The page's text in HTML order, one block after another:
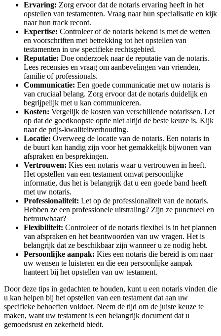
Ervaring: Zorg ervoor dat de notaris ervaring heeft in het
opstellen van testamenten. Vraag naar hun specialisatie en kijk
naar hun track record.
Expertise: Controleer of de notaris bekend is met de wetten
en voorschriften met betrekking tot het opstellen van
testamenten in uw specifieke rechtsgebied.
Reputatie: Doe onderzoek naar de reputatie van de notaris.
Lees recensies en vraag om aanbevelingen van vrienden,
familie of professionals.
Communicatie: Een goede communicatie met uw notaris is
van cruciaal belang. Zorg ervoor dat de notaris duidelijk en
begrijpelijk met u kan communiceren.
Kosten: Vergelijk de kosten van verschillende notarissen. Let
op dat de goedkoopste optie niet altijd de beste keuze is. Kijk
naar de prijs-kwaliteitverhouding.
Locatie: Overweeg de locatie van de notaris. Een notaris in
de buurt kan handig zijn voor het gemakkelijk bijwonen van
afspraken en besprekingen.
Vertrouwen: Kies een notaris waar u vertrouwen in heeft.
Het opstellen van een testament omvat persoonlijke
informatie, dus het is belangrijk dat u een goede band heeft
met uw notaris.
Professionaliteit: Let op de professionaliteit van de notaris.
Hebben ze een professionele uitstraling? Zijn ze punctueel en
betrouwbaar?
Flexibiliteit: Controleer of de notaris flexibel is in het plannen
van afspraken en het beantwoorden van uw vragen. Het is
belangrijk dat ze beschikbaar zijn wanneer u ze nodig hebt.
Persoonlijke aanpak: Kies een notaris die bereid is om naar
uw wensen te luisteren en die een persoonlijke aanpak
hanteert bij het opstellen van uw testament.
Door deze tips in gedachten te houden, kunt u een notaris vinden die
u kan helpen bij het opstellen van een testament dat aan uw
specifieke behoeften voldoet. Neem de tijd om de juiste keuze te
maken, want uw testament is een belangrijk document dat u
gemoedsrust en zekerheid biedt.